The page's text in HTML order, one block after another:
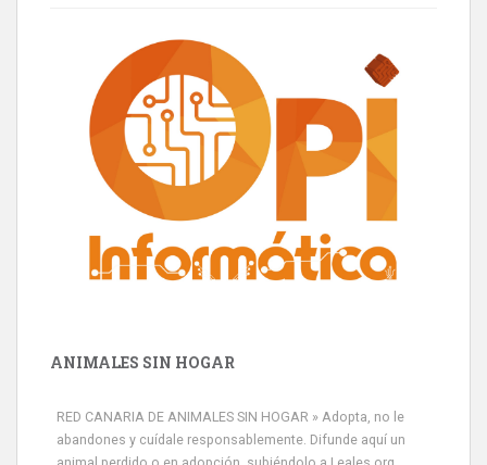
ANIMALES SIN HOGAR
RED CANARIA DE ANIMALES SIN HOGAR » Adopta, no le
abandones y cuídale responsablemente. Difunde aquí un